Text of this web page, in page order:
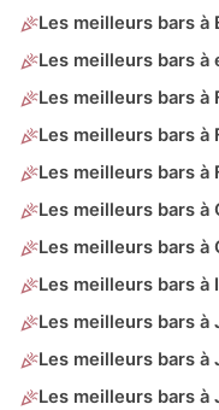
Les meilleurs bars à
Les meilleurs bars à
Les meilleurs bars à
Les meilleurs bars à
Les meilleurs bars à
Les meilleurs bars à
Les meilleurs bars à
Les meilleurs bars à
Les meilleurs bars à
Les meilleurs bars à
Les meilleurs bars à